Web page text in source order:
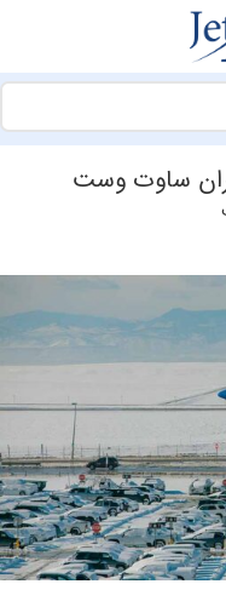
ساوت وست